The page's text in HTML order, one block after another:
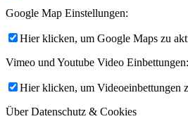
Google Map Einstellungen:
Hier klicken, um Google Maps zu
Vimeo und Youtube Video Einbettungen:
Hier klicken, um Videoeinbettungen
Über Datenschutz & Cookies